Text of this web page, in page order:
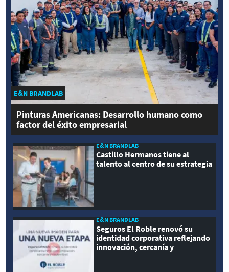
E&N BRANDLAB
Pinturas Americanas: Desarrollo humano como
factor del éxito empresarial
E&N BRANDLAB
Castillo Hermanos tiene al
talento al centro de su estrategia
E&N BRANDLAB
Seguros El Roble renovó su
identidad corporativa reflejando
innovación, cercanía y